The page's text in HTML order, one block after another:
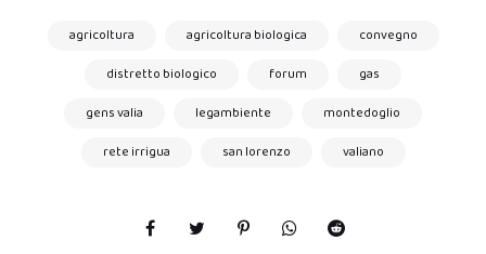
agricoltura agricoltura biologica
convegno
distretto biologico
forum
gas
gens valia
legambiente
montedoglio
rete irrigua
san lorenzo valiano